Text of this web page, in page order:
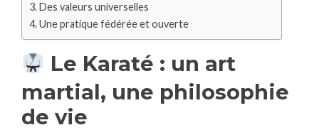
Des valeurs universelles
Une pratique fédérée et ouverte
Le Karaté : un art
martial, une philosophie
de vie